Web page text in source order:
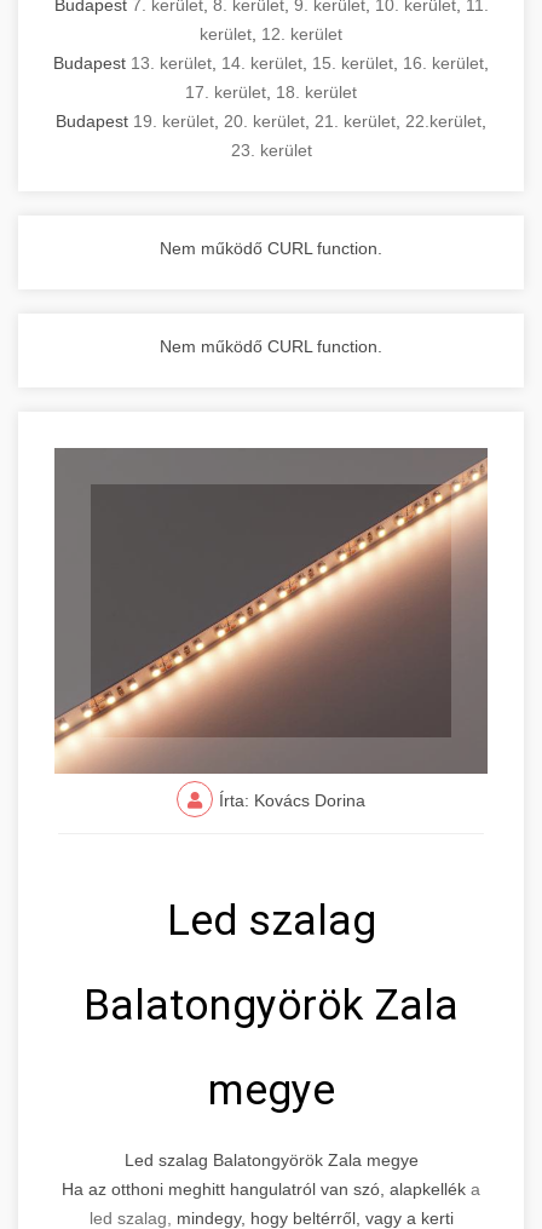
Budapest 7. kerület, 8. kerület, 9. kerület, 10. kerület, 11.
kerület 12. kerület
Budapest 13. kerület 14. kerület 15. kerület 16. kerület
17. kerület 18. kerület
Budapest 19. kerület 20. kerület 21. kerület 22.kerület
23. kerület
Nem működő CURL function.
Nem működő CURL function.
Írta: Kovács Dorina
Led szalag
Balatongyörök Zala
megye
Led szalag Balatongyörök Zala megye
Ha az otthoni meghitt hangulatról van szó, alapkellék a
led szalag,
mindegy, hogy beltérről, vagy a kerti